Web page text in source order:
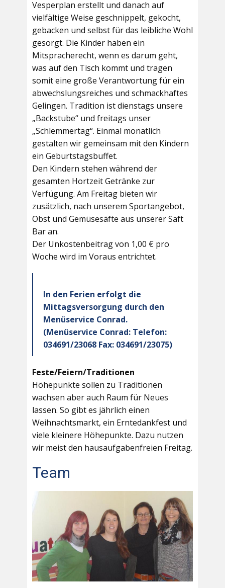
Vesperplan erstellt und danach auf
vielfältige Weise geschnippelt, gekocht,
gebacken und selbst für das leibliche Wohl
gesorgt. Die Kinder haben ein
Mitspracherecht, wenn es darum geht,
was auf den Tisch kommt und tragen
somit eine große Verantwortung für ein
abwechslungsreiches und schmackhaftes
Gelingen. Tradition ist dienstags unsere
„Backstube“ und freitags unser
„Schlemmertag“. Einmal monatlich
gestalten wir gemeinsam mit den Kindern
ein Geburtstagsbuffet.
Den Kindern stehen während der
gesamten Hortzeit Getränke zur
Verfügung. Am Freitag bieten wir
zusätzlich, nach unserem Sportangebot,
Obst und Gemüsesäfte aus unserer Saft
Bar an.
Der Unkostenbeitrag von 1,00 € pro
Woche wird im Voraus entrichtet.
In den Ferien erfolgt die
Mittagsversorgung durch den
Menüservice Conrad.
(Menüservice Conrad: Telefon:
034691/23068 Fax: 034691/23075)
Feste/Feiern/Traditionen
Höhepunkte sollen zu Traditionen
wachsen aber auch Raum für Neues
lassen. So gibt es jährlich einen
Weihnachtsmarkt, ein Erntedankfest und
viele kleinere Höhepunkte. Dazu nutzen
wir meist den hausaufgabenfreien Freitag.
Team